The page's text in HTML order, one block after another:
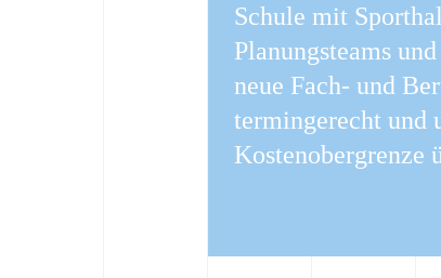
Schule mit
Planungsteams
neue Fach- und
termingerecht und
Kostenobergrenze